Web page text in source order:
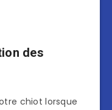
des
chiot lorsque